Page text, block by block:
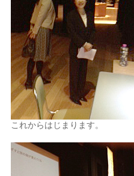
これからはじまります。